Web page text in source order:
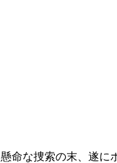
命な捜索の末、遂